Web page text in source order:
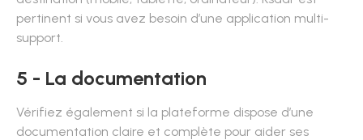
pertinent si vous avez besoin d’une application multi-
support.
5 - La documentation
Vérifiez également si la plateforme dispose d’une
documentation claire et complète pour aider ses